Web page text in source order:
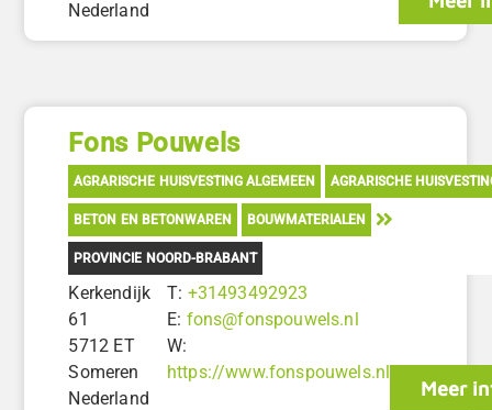
Nederland
Fons Pouwels
AGRARISCHE HUISVESTING ALGEMEEN AGRARISCHE
BETON EN BETONWAREN BOUWMATERIALEN
PROVINCIE NOORD-BRABANT
Kerkendijk
61
5712 ET
Someren
Nederland
T: +31493492923
E: fons@fonspouwels.nl
W:
https://www.fonspouwels.nl
Meer